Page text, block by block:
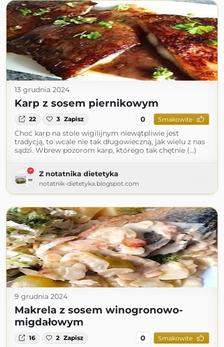
13 grudnia 2024
Karp z sosem piernikowym
22 3 Zapisz 0 Smakowite
Choć karp na stole wigilijnym niewątpliwie jest
tradycją, to wcale nie tak długowieczną, jak wielu z nas
sądzi. Wbrew pozorom karp, którego tak chętnie (...)
Z notatnika dietetyka
notatnik-dietetyka.blogspot.com
9 grudnia 2024
Makrela z sosem winogronowo-
migdałowym
16 2 Zapisz 0 Smakowite